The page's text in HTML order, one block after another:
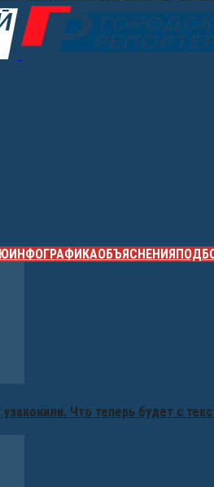
ИНФОГРАФИКАОБЪЯСНЕНИЯ
Что теперь будет с